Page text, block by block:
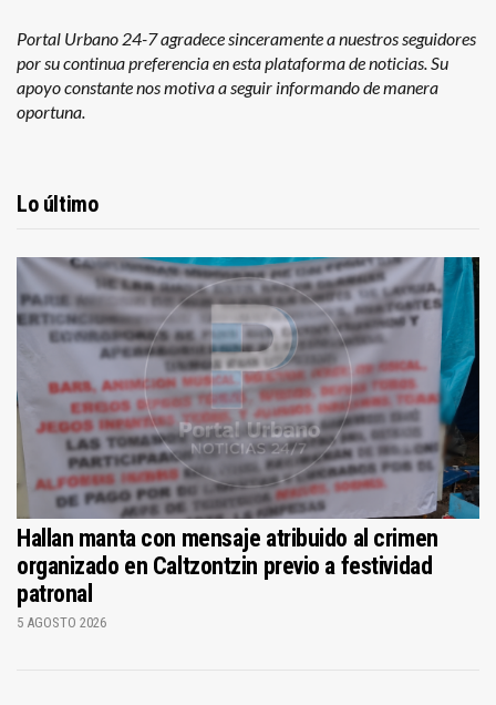
Portal Urbano 24-7 agradece sinceramente a nuestros seguidores
por su continua preferencia en esta plataforma de noticias. Su
apoyo constante nos motiva a seguir informando de manera
oportuna.
Lo último
Hallan manta con mensaje atribuido al crimen
organizado en Caltzontzin previo a festividad
patronal
5 AGOSTO 2026